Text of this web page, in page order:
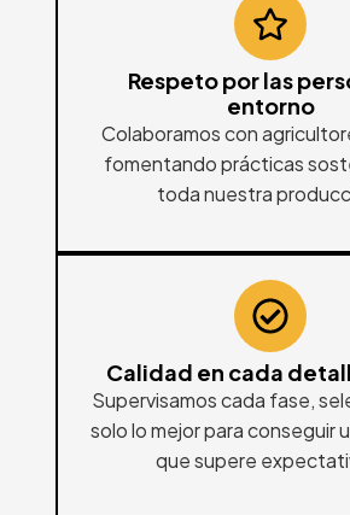
Respeto por las
entorno
Colaboramos con
fomentando prácticas
toda nuestra
Calidad en cada
Supervisamos cada fase,
solo lo mejor para conseguir
que supere